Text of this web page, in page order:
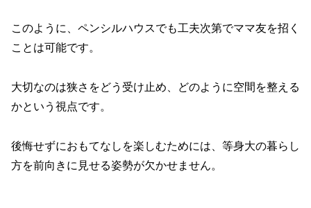
このように、ペンシルハウスでも工夫次第でママ友を招く
ことは可能です。
大切なのは狭さをどう受け止め、どのように空間を整える
かという視点です。
後悔せずにおもてなしを楽しむためには、等身大の暮らし
方を前向きに見せる姿勢が欠かせません。